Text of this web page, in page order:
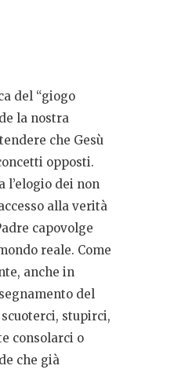
del “giogo
la nostra
che Gesù
opposti.
l’elogio dei non
alla verità
capovolge
reale. Come
anche in
del
stupirci,
consolarci o
che già